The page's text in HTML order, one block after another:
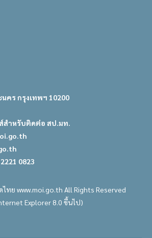
คร กรุงเทพฯ 10200
สำหรับติดต่อ สป.มท.
0823
ทย www.moi.go.th All Rights Reserved
Explorer 8.0 ขึ้นไป)